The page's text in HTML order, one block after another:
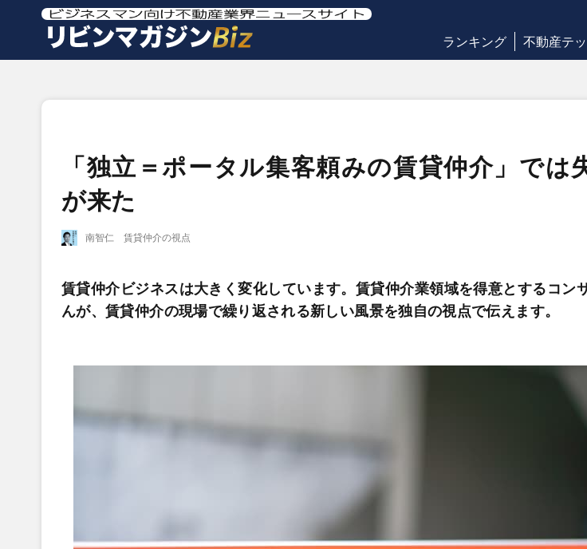
ランキング 不動産テ
「独立＝ポータル集客頼みの賃貸仲介」では
が来た
南智仁 賃貸仲介の視点
賃貸仲介ビジネスは大きく変化しています。賃貸仲介業領域を得意とするコン
んが、賃貸仲介の現場で繰り返される新しい風景を独自の視点で伝えます。